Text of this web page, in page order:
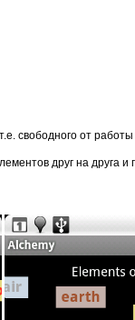
свободного от
друг на друга